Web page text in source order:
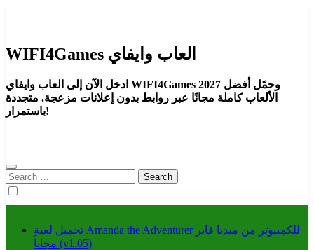
WIFI4Games العاب وايفايDownload wifi4games العاب اكشن
WIFI4Games العاب وايفاي
ادخل الآن إلى العاب وايفاي WIFI4Games 2027 وحمّل أفضل
الألعاب كاملة مجانًا عبر روابط بدون إعلانات مزعجة. متجددة
باستمرار!
Search
for:
تحميل لعبة Amanda the Adventurer للكمبيوتر من ميديا فاير
مجاناً (v1.05)